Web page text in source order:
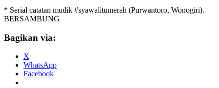
* Serial catatan mudik #syawalitumerah (Purwantoro, Wonogiri).
BERSAMBUNG
Bagikan via:
X
WhatsApp
Facebook